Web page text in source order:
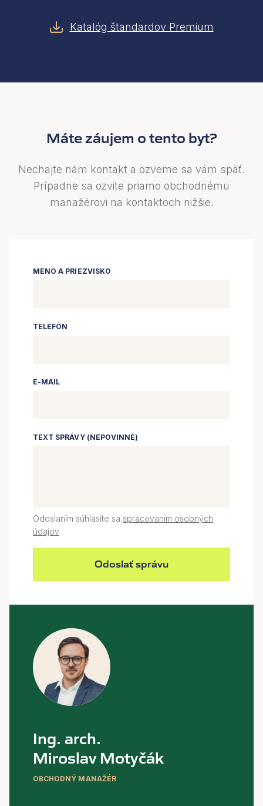
Katalóg štandardov Premium
Máte záujem o tento byt?
Nechajte nám kontakt a ozveme sa vám späť.
Prípadne sa ozvite priamo obchodnému
manažérovi na kontaktoch nižšie.
MENO A PRIEZVISKO
TELEFÓN
E-MAIL
TEXT SPRÁVY (NEPOVINNÉ)
Odoslaním súhlasíte sa spracovaním osobných
údajov
Odoslať správu
Ing. arch.
Miroslav Motyčák
OBCHODNÝ MANAŽÉR